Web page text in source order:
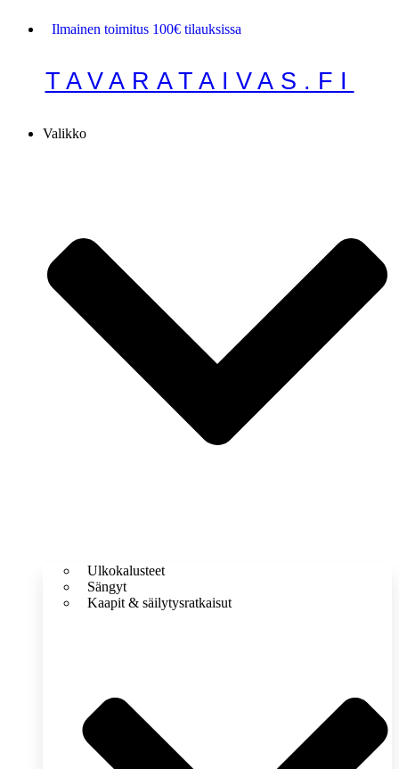
sisältöönIlmainen toimitus 100€ tilauksissa
TAVARATAIVAS.FI
Valikko
Ulkokalusteet
Sängyt
Kaapit & säilytysratkaisut